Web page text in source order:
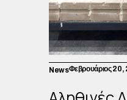
NewsΦεβρουάριος 20,